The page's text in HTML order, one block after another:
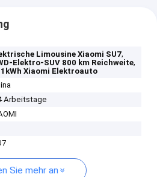
Limousine Xiaomi SU7,
Elektro-SUV 800 km Reichweite,
Xiaomi Elektroauto
Arbeitstage
Sie mehr an